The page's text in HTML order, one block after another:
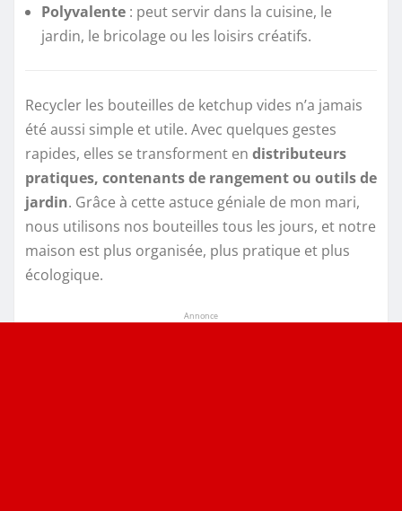
Polyvalente : peut servir dans la cuisine, le
jardin, le bricolage ou les loisirs créatifs.
Recycler les bouteilles de ketchup vides n’a jamais
été aussi simple et utile. Avec quelques gestes
rapides, elles se transforment en distributeurs
pratiques, contenants de rangement ou outils de
jardin. Grâce à cette astuce géniale de mon mari,
nous utilisons nos bouteilles tous les jours, et notre
maison est plus organisée, plus pratique et plus
écologique.
Annonce